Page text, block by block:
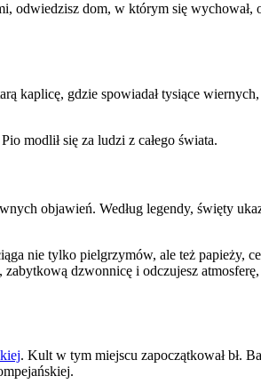
odwiedzisz dom, w którym się wychował,
kaplicę, gdzie spowiadał tysiące wiernych,
modlił się za ludzi z całego świata.
objawień. Według legendy, święty
nie tylko pielgrzymów, ale też papieży,
dzwonnicę i odczujesz
. Kult w tym miejscu zapoczątkował bł.